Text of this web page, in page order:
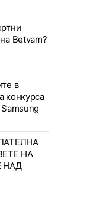
Betvam?
в
конкурса
НА
НАД